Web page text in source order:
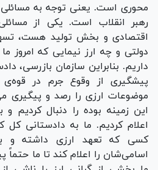
محوری است. یعنی توجه به
رهبر انقلاب است. یکی از
اقتصادی و بخش تولید هست،
دولتی و چه ارز نیمایی که امروز
داریم. بنابراین سازمان بازرسی،
پیشگیری از وقوع جرم در قوه‌ی
موضوعات ارزی را رصد و پیگیری
این زمینه بوده را دنبال کردیم
اعلام کردیم. ما به دادستانی
کسی که تعهد ارزی داشته و
اسامی‌شان را اعلام کند تا ما حتماً